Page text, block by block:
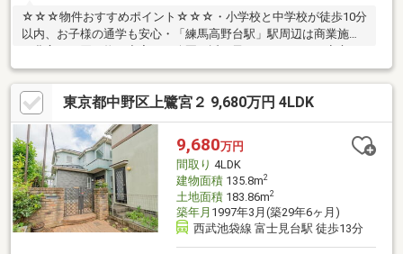
☆☆☆物件おすすめポイント☆☆☆・小学校と中学校が徒歩10分
以内、お子様の通学も安心・「練馬高野台駅」駅周辺は商業施設
も豊富、お買い物も充実！・公園が近く子どももペットも安心し
て遊べる快適環境・閑静な住宅街で家族のびのびと過ごす事が出
来ます♪・食洗器で家事の時短も可能、自由な時間も確保しやす
い・浴室乾燥機で天気を気にせずお洗濯も可能です◎・2階に居室
がまとまり、プライベート空間も確保出来ます・全居室収納付
き！衣類もスッキリ収納出来る空間！・全室2面採光、陽当たり良
好の明るい生活を送れます♪いつでもご見学承ります！周辺環境や
立地など、ぜひ現地でご覧ください♪
東京都中野区上鷺宮２ 9,680万円 4LDK
9,680万円
間取り 4LDK
建物面積135.8m2
土地面積183.86m2
築年月 1997年3月(築29年6ヶ月)
西武池袋線 富士見台駅 徒歩13分